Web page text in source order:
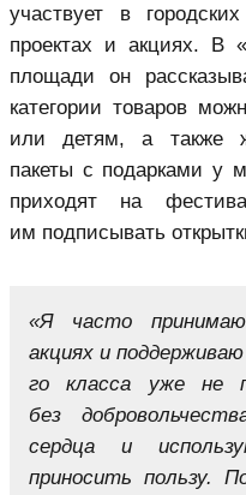
участвует в
проектах и акциях. В
площади он
категории товаров
или детям, а также
пакеты с подарками у
приходят на
им подписывать
«Я часто
акциях и
го класса уже не
без
сердца и
приносить пользу.